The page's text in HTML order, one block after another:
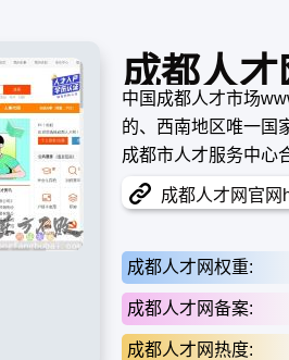
成都人才
中国成都人才市场
的、西南地区唯一国
成都市人才服务中心
管理培训学校是面向
成都人才网官网
成都人才网权重:
成都人才网备案:
成都人才网热度: